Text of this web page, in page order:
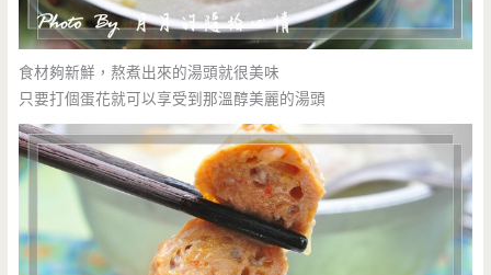
食材夠新鮮，熬煮出來的湯頭就很美味
只要打個蛋花就可以享受到那溫醇美麗的湯頭